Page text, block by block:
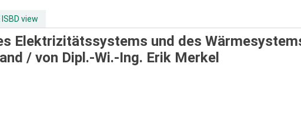
ISBD view
Elektrizitätssystems und des
/ von Dipl.-Wi.-Ing. Erik Merkel